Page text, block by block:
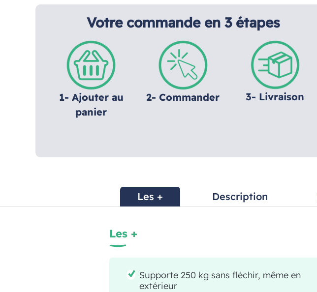
Votre commande en 3 étapes
1- Ajouter au
panier
2- Commander 3- Livraison
Les + Description
Les +
Supporte 250 kg sans fléchir, même en
extérieur